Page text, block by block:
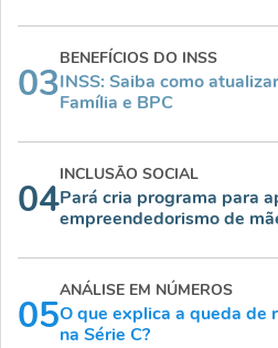
03
BENEFÍCIOS DO INSS
INSS: Saiba como
Família e BPC
04
INCLUSÃO SOCIAL
Pará cria programa para
empreendedorismo de
05
ANÁLISE EM NÚMEROS
O que explica a queda de
na Série C?